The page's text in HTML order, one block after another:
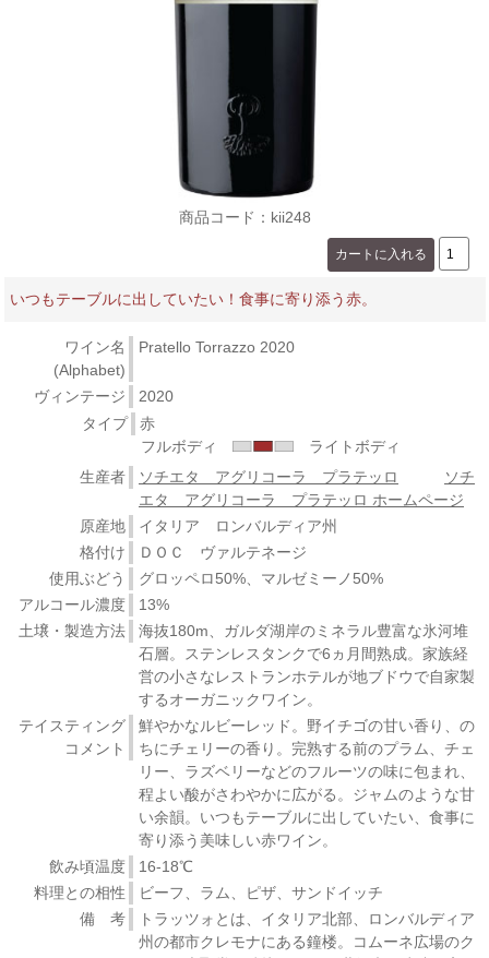
商品コード：kii248
いつもテーブルに出していたい！食事に寄り添う赤。
ワイン名
(Alphabet)
Pratello Torrazzo 2020
ヴィンテージ
2020
タイプ
赤
フルボディ
ライトボディ
生産者
ソチエタ アグリコーラ プラテッロ
ソチ
エタ アグリコーラ プラテッロ ホームページ
原産地
イタリア ロンバルディア州
格付け
ＤＯＣ ヴァルテネージ
使用ぶどう
グロッペロ50%、マルゼミーノ50%
アルコール濃度
13%
土壌・製造方法
海抜180m、ガルダ湖岸のミネラル豊富な氷河堆
石層。ステンレスタンクで6ヵ月間熟成。家族経
営の小さなレストランホテルが地ブドウで自家製
するオーガニックワイン。
テイスティング
コメント
鮮やかなルビーレッド。野イチゴの甘い香り、の
ちにチェリーの香り。完熟する前のプラム、チェ
リー、ラズベリーなどのフルーツの味に包まれ、
程よい酸がさわやかに広がる。ジャムのような甘
い余韻。いつもテーブルに出していたい、食事に
寄り添う美味しい赤ワイン。
飲み頃温度
16-18℃
料理との相性
ビーフ、ラム、ピザ、サンドイッチ
備 考
トラッツォとは、イタリア北部、ロンバルディア
州の都市クレモナにある鐘楼。コムーネ広場のク